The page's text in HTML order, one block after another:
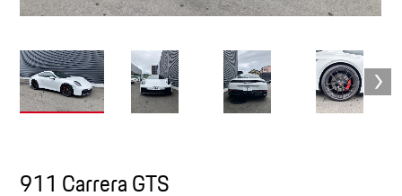
911 Carrera GTS